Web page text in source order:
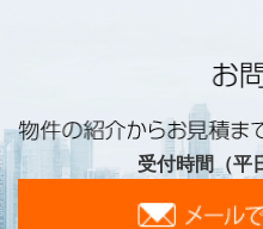
受付時間（平